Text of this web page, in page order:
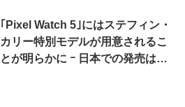
｢Pixel Watch 5｣にはステフィン・
カリー特別モデルが用意されるこ
とが明らかに ｰ 日本での発売は期